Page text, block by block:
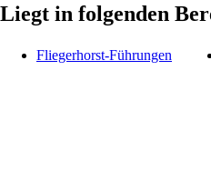
Liegt in folgenden
Fliegerhorst-Führungen